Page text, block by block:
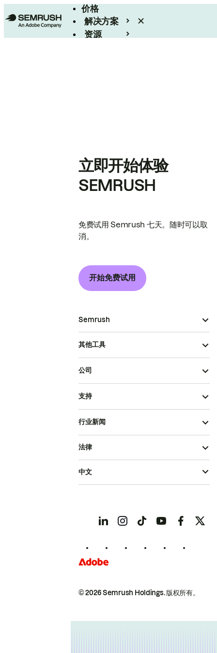
价格
解决方案
资源
立即开始体验
SEMRUSH
免费试用 Semrush 七天。随时可以取
消。
开始免费试用
Semrush
其他工具
公司
支持
行业新闻
© 2026 Semrush Holdings.版权所有。
法律
中文